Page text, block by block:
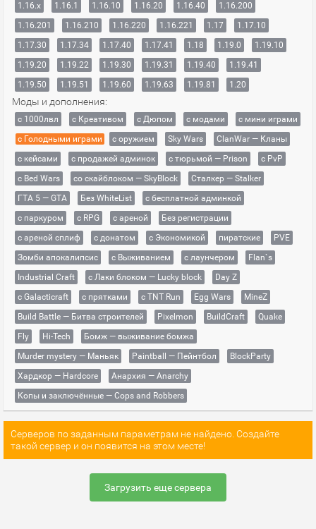
1.16.x
1.16.1 1.16.10 1.16.20 1.16.40
1.16.200
1.16.201
1.16.210 1.16.220 1.16.221 1.17
1.17.10
1.17.30
1.17.34 1.17.40 1.17.41 1.18 1.19.0
1.19.10
1.19.20
1.19.22 1.19.30 1.19.31 1.19.40
1.19.41
1.19.50
1.19.51 1.19.60 1.19.63 1.19.81 1.20
Моды и дополнения:
с 1000лвл c Креативом с Дюпом с модами
с мини играми
с Голодными играми
с оружием Sky Wars
ClanWar — Кланы
с кейсами
с продажей админок с тюрьмой — Prison
с PvP
с Bed Wars
со скайблоком — SkyBlock
Сталкер — Stalker
ГТА 5 — GTA
Без WhiteList
с бесплатной админкой
с паркуром
с RPG с ареной
Без регистрации
с ареной сплиф
с донатом с Экономикой пиратские
PVE
Зомби апокалипсис
с Выживанием с лаунчером
Flan`s
Industrial Craft
с Лаки блоком — Lucky block
Day Z
с Galacticraft
с прятками с TNT Run Egg Wars
MineZ
Build Battle — Битва строителей
Pixelmon BuildCraft
Quake
Fly
Hi-Tech
Бомж — выживание бомжа
Murder mystery — Маньяк
Paintball — Пейнтбол
BlockParty
Хардкор — Hardcore
Анархия — Anarchy
Копы и заключённые — Cops and Robbers
Серверов по заданным параметрам не найдено. Создайте
такой сервер и он появится на этом месте!
Загрузить еще сервера